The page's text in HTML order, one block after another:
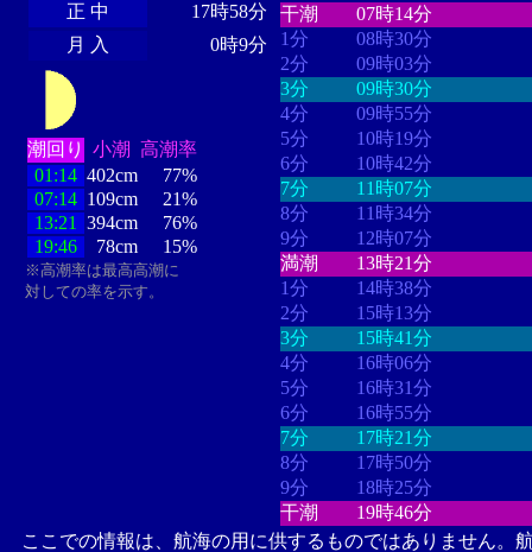
正 中
17時58分
月 入
0時9分
潮回り 小潮 高潮率
01:14 402cm
77%
07:14 109cm
21%
13:21
394cm
76%
19:46
78cm 15%
※高潮率は最高高潮に
対しての率を示す。
干潮
07時14分
1分
08時30分
2分
09時03分
3分
09時30分
4分
09時55分
5分
10時19分
6分
10時42分
7分
11時07分
8分
11時34分
9分
12時07分
満潮
13時21分
1分
14時38分
2分
15時13分
3分
15時41分
4分
16時06分
5分
16時31分
6分
16時55分
7分
17時21分
8分
17時50分
9分
18時25分
干潮
19時46分
ここでの情報は、航海の用に供するものではありません。